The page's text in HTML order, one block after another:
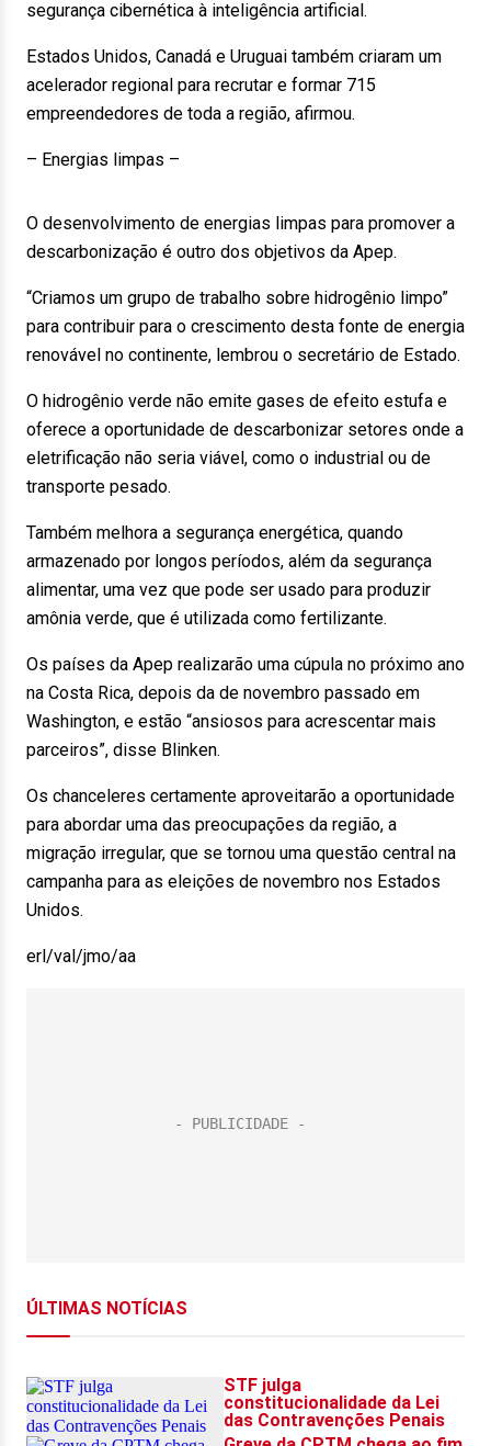
segurança cibernética à inteligência artificial.
Estados Unidos, Canadá e Uruguai também criaram um
acelerador regional para recrutar e formar 715
empreendedores de toda a região, afirmou.
– Energias limpas –
O desenvolvimento de energias limpas para promover a
descarbonização é outro dos objetivos da Apep.
“Criamos um grupo de trabalho sobre hidrogênio limpo”
para contribuir para o crescimento desta fonte de energia
renovável no continente, lembrou o secretário de Estado.
O hidrogênio verde não emite gases de efeito estufa e
oferece a oportunidade de descarbonizar setores onde a
eletrificação não seria viável, como o industrial ou de
transporte pesado.
Também melhora a segurança energética, quando
armazenado por longos períodos, além da segurança
alimentar, uma vez que pode ser usado para produzir
amônia verde, que é utilizada como fertilizante.
Os países da Apep realizarão uma cúpula no próximo ano
na Costa Rica, depois da de novembro passado em
Washington, e estão “ansiosos para acrescentar mais
parceiros”, disse Blinken.
Os chanceleres certamente aproveitarão a oportunidade
para abordar uma das preocupações da região, a
migração irregular, que se tornou uma questão central na
campanha para as eleições de novembro nos Estados
Unidos.
erl/val/jmo/aa